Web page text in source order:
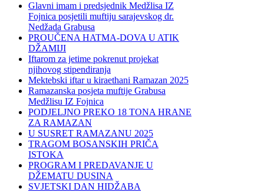
Glavni imam i predsjednik Medžlisa IZ
Fojnica posjetili muftiju sarajevskog dr.
Nedžada Grabusa
PROUČENA HATMA-DOVA U ATIK
DŽAMIJI
Iftarom za jetime pokrenut projekat
njihovog stipendiranja
Mektebski iftar u kiraethani Ramazan 2025
Ramazanska posjeta muftije Grabusa
Medžlisu IZ Fojnica
PODJELJNO PREKO 18 TONA HRANE
ZA RAMAZAN
U SUSRET RAMAZANU 2025
TRAGOM BOSANSKIH PRIČA
ISTOKA
PROGRAM I PREDAVANJE U
DŽEMATU DUSINA
SVJETSKI DAN HIDŽABA